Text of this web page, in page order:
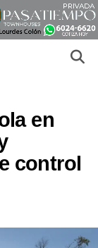
en
control